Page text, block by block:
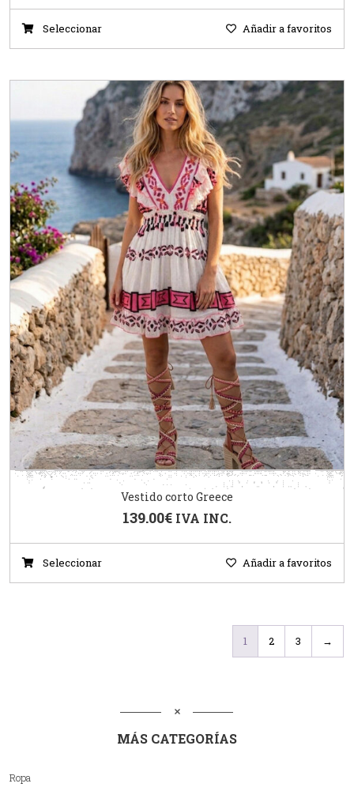
Seleccionar Añadir a favoritos
Vestido corto Greece
139.00€ IVA INC.
Seleccionar Añadir a favoritos
1 2 3 →
MÁS CATEGORÍAS
Ropa